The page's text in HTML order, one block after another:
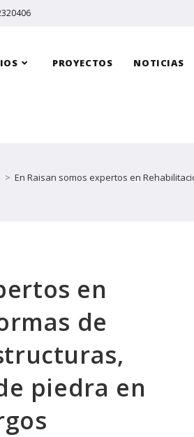
PROYECTOS NOTICIAS
> En Raisan somos expertos en
en
de
piedra en